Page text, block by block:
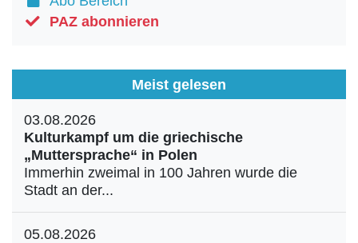
PAZ abonnieren
Meist gelesen
03.08.2026
Kulturkampf um die griechische
„Muttersprache“ in Polen
Immerhin zweimal in 100 Jahren wurde die
Stadt an der...
05.08.2026